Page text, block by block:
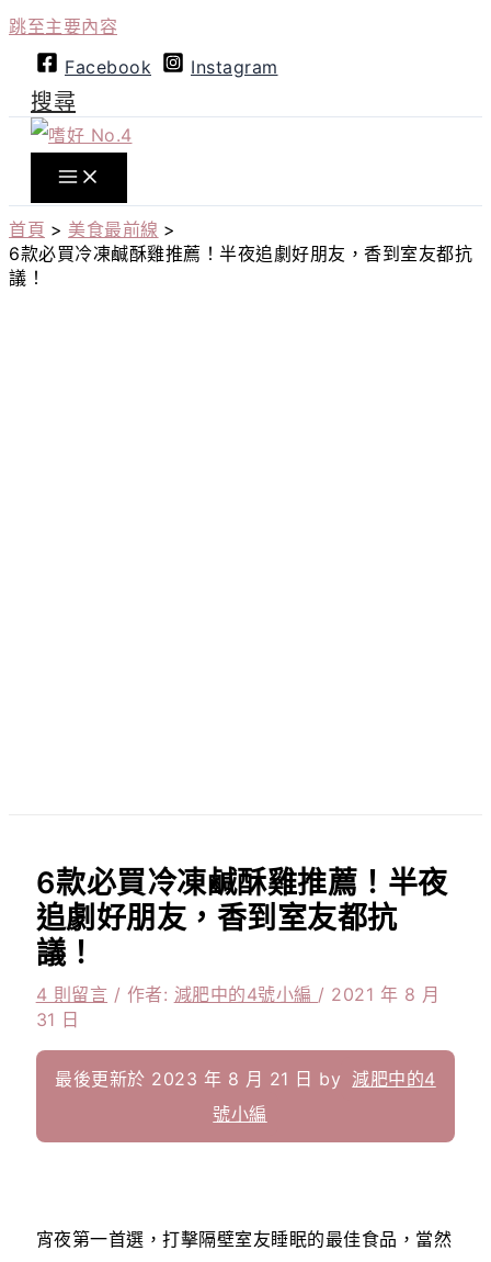
跳至主要內容
Facebook
Instagram
搜尋
首頁
美食最前線
6款必買冷凍鹹酥雞推薦！半夜追劇好朋友，香到室友都抗
議！
6款必買冷凍鹹酥雞推薦！半夜
追劇好朋友，香到室友都抗
議！
4 則留言 / 作者: 減肥中的4號小編 / 2021 年 8 月
31 日
最後更新於 2023 年 8 月 21 日 by 減肥中的4
號小編
宵夜第一首選，打擊隔壁室友睡眠的最佳食品，當然